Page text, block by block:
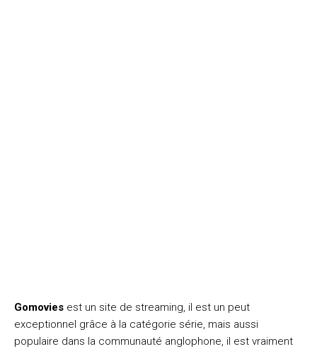
Gomovies est un site de streaming, il est un peut
exceptionnel grâce à la catégorie série, mais aussi
populaire dans la communauté anglophone, il est vraiment